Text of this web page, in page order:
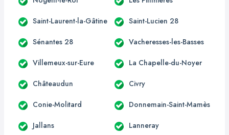
Saint-Laurent-la-Gâtine Saint-Lucien 28
Sénantes 28 Vacheresses-les-Basses
Villemeux-sur-Eure La Chapelle-du-Noyer
Châteaudun Civry
Conie-Molitard Donnemain-Saint-Mamès
Jallans Lanneray